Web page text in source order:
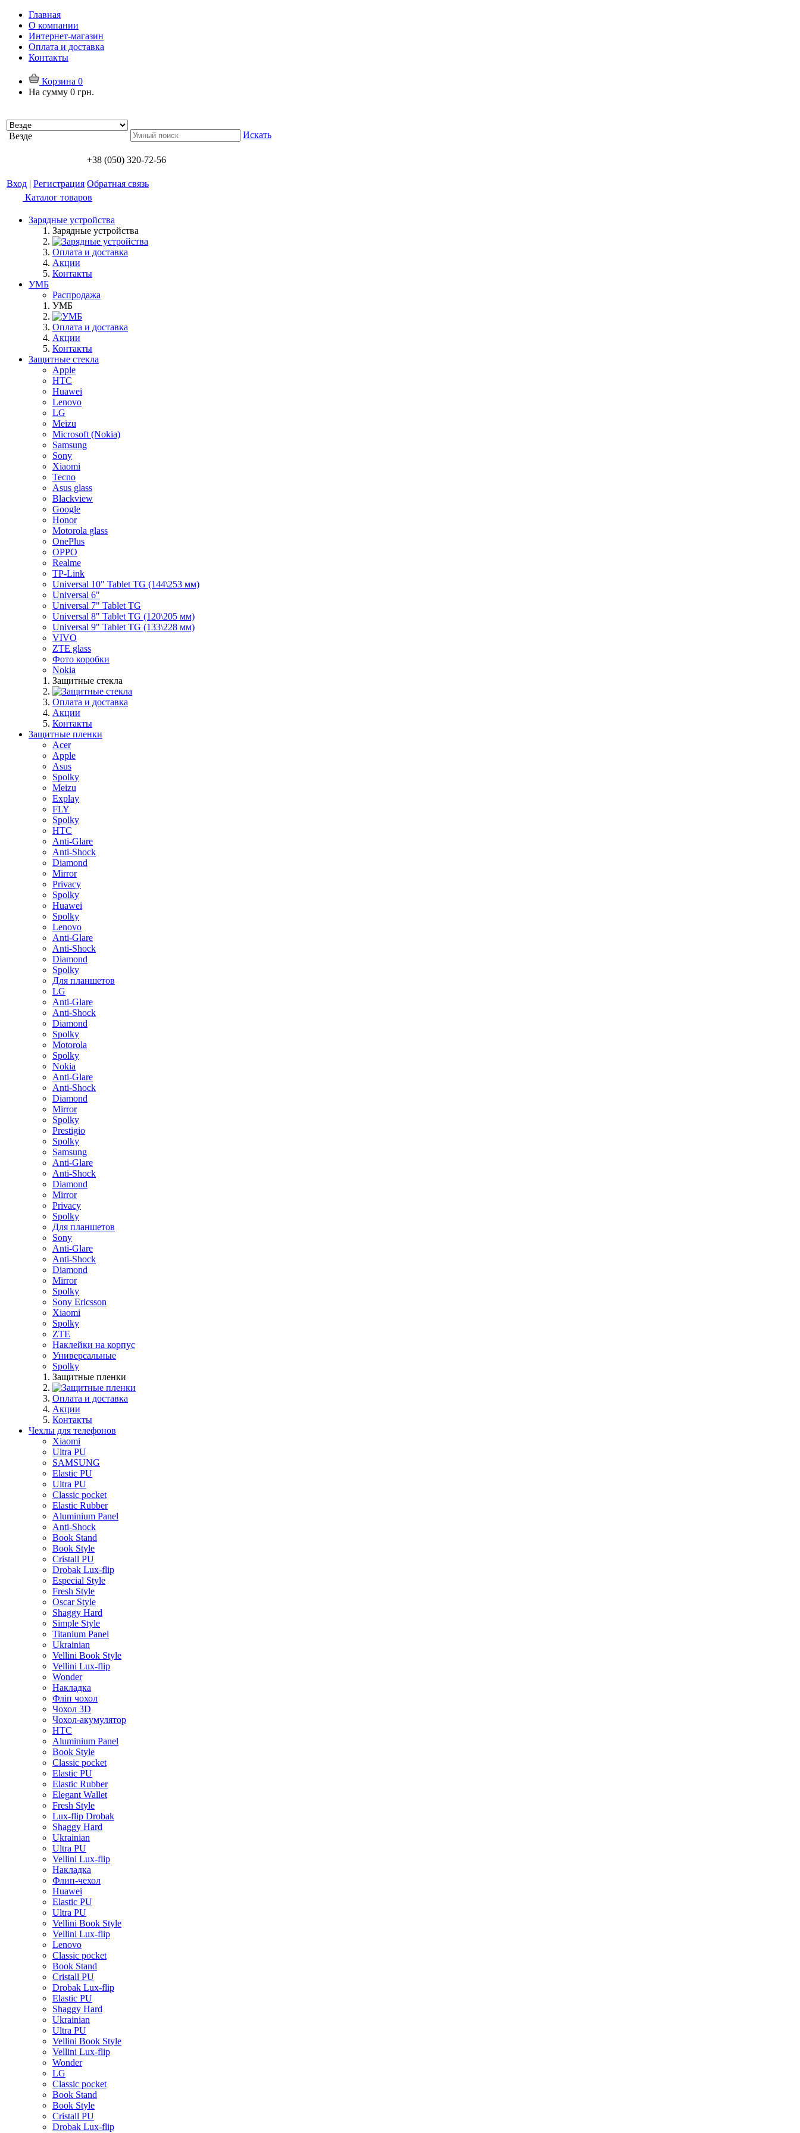
Главная
О компании
Интернет-магазин
Оплата и доставка
Контакты
Корзина 0
На сумму 0 грн.
Везде Искать
+38 (050) 320-72-56
Вход | Регистрация Обратная связь
Каталог товаров
Зарядные устройства
Зарядные устройства
Оплата и доставка
Акции
Контакты
УМБ
Распродажа
УМБ
Оплата и доставка
Акции
Контакты
Защитные стекла
Apple
HTC
Huawei
Lenovo
LG
Meizu
Microsoft (Nokia)
Samsung
Sony
Xiaomi
Tecno
Asus glass
Blackview
Google
Honor
Motorola glass
OnePlus
OPPO
Realme
TP-Link
Universal 10" Tablet TG (144\253 мм)
Universal 6"
Universal 7" Tablet TG
Universal 8" Tablet TG (120\205 мм)
Universal 9" Tablet TG (133\228 мм)
VIVO
ZTE glass
Фото коробки
Nokia
Защитные стекла
Оплата и доставка
Акции
Контакты
Защитные пленки
Acer
Apple
Asus
Spolky
Meizu
Explay
FLY
Spolky
HTC
Anti-Glare
Anti-Shock
Diamond
Mirror
Privacy
Spolky
Huawei
Spolky
Lenovo
Anti-Glare
Anti-Shock
Diamond
Spolky
Для планшетов
LG
Anti-Glare
Anti-Shock
Diamond
Spolky
Motorola
Spolky
Nokia
Anti-Glare
Anti-Shock
Diamond
Mirror
Spolky
Prestigio
Spolky
Samsung
Anti-Glare
Anti-Shock
Diamond
Mirror
Privacy
Spolky
Для планшетов
Sony
Anti-Glare
Anti-Shock
Diamond
Mirror
Spolky
Sony Ericsson
Xiaomi
Spolky
ZTE
Наклейки на корпус
Универсальные
Spolky
Защитные пленки
Оплата и доставка
Акции
Контакты
Чехлы для телефонов
Xiaomi
Ultra PU
SAMSUNG
Elastic PU
Ultra PU
Classic pocket
Elastic Rubber
Aluminium Panel
Anti-Shock
Book Stand
Book Style
Cristall PU
Drobak Lux-flip
Especial Style
Fresh Style
Oscar Style
Shaggy Hard
Simple Style
Titanium Panel
Ukrainian
Vellini Book Style
Vellini Lux-flip
Wonder
Накладка
Фліп чохол
Чохол 3D
Чохол-акумулятор
HTC
Aluminium Panel
Book Style
Classic pocket
Elastic PU
Elastic Rubber
Elegant Wallet
Fresh Style
Lux-flip Drobak
Shaggy Hard
Ukrainian
Ultra PU
Vellini Lux-flip
Накладка
Флип-чехол
Huawei
Elastic PU
Ultra PU
Vellini Book Style
Vellini Lux-flip
Lenovo
Classic pocket
Book Stand
Cristall PU
Drobak Lux-flip
Elastic PU
Shaggy Hard
Ukrainian
Ultra PU
Vellini Book Style
Vellini Lux-flip
Wonder
LG
Classic pocket
Book Stand
Book Style
Cristall PU
Drobak Lux-flip